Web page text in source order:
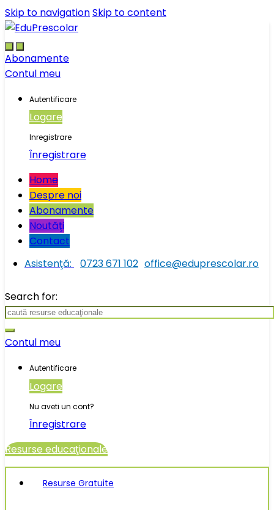
Skip to navigationSkip to content
Abonamente
Contul meu
Autentificare
Logare
Inregistrare
Înregistrare
Home
Despre noi
Abonamente
Noutăţi
Contact
Asistenţă:
0723 671 102 office@eduprescolar.ro
Search for:
Contul meu
Autentificare
Logare
Nu aveti un cont?
Înregistrare
Resurse educaţionale
Resurse Gratuite